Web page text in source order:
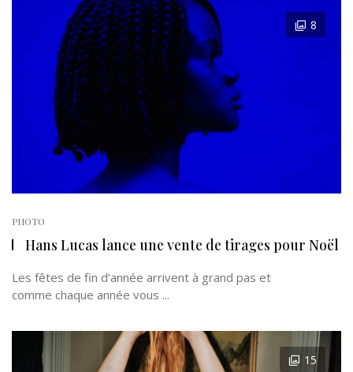
8
PHOTO
Hans Lucas lance une vente de tirages pour Noël
Les fêtes de fin d’année arrivent à grand pas et
comme chaque année vous ...
15